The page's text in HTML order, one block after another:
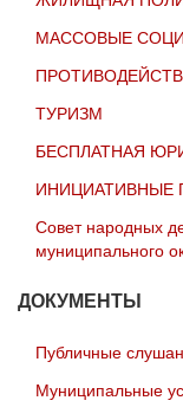
МАССОВЫЕ
ТУРИЗМ
БЕСПЛАТНАЯ
ИНИЦИАТИВНЫЕ
Совет народных
муниципального
ДОКУМЕНТЫ
Публичные
Муниципальные